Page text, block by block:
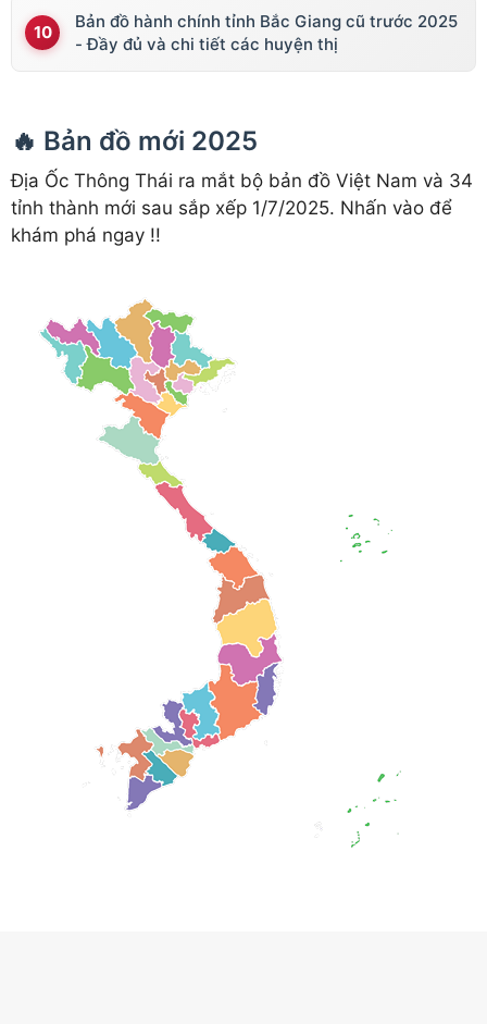
Bản đồ hành chính tỉnh Bắc Giang cũ trước 2025
- Đầy đủ và chi tiết các huyện thị
🔥 Bản đồ mới 2025
Địa Ốc Thông Thái ra mắt bộ bản đồ Việt Nam và 34
tỉnh thành mới sau sắp xếp 1/7/2025. Nhấn vào để
khám phá ngay !!